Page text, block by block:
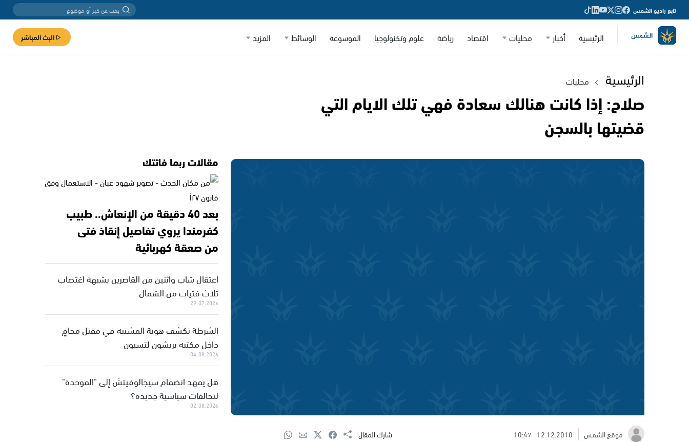
تابع راديو الشمس
الرئيسية أخبار محليات اقتصاد رياضة علوم وتكنولوجيا الموسوعة الوسائط المزيد البث المباشر
الرئيسية محليات
صلاح: إذا كانت هنالك سعادة فهي تلك الايام التي
قضيتها بالسجن
موقع الشمس 12.12.2010
10:47 شارك المقال
مقالات ربما فاتتك
بعد 40 دقيقة من الإنعاش.. طبيب
كفرمندا يروي تفاصيل إنقاذ فتى
من صعقة كهربائية
اعتقال شاب واثنين من القاصرين بشبهة اغتصاب
ثلاث فتيات من الشمال
29.07.2026
الشرطة تكشف هوية المشتبه في مقتل محامٍ
داخل مكتبه بريشون لتسيون
04.08.2026
هل يمهد انضمام سيجالوفيتش إلى "الموحدة"
لتحالفات سياسية جديدة؟
02.08.2026